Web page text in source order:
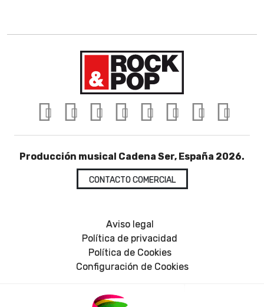
Producción musical Cadena Ser, España 2026.
CONTACTO COMERCIAL
Aviso legal
Política de privacidad
Política de Cookies
Configuración de Cookies